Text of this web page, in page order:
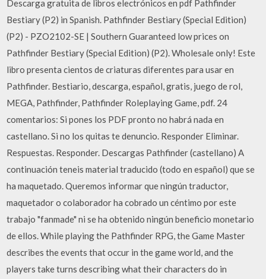
Descarga gratuita de libros electrónicos en pdf Pathfinder
Bestiary (P2) in Spanish. Pathfinder Bestiary (Special Edition)
(P2) - PZO2102-SE | Southern Guaranteed low prices on
Pathfinder Bestiary (Special Edition) (P2). Wholesale only! Este
libro presenta cientos de criaturas diferentes para usar en
Pathfinder. Bestiario, descarga, español, gratis, juego de rol,
MEGA, Pathfinder, Pathfinder Roleplaying Game, pdf. 24
comentarios: Si pones los PDF pronto no habrá nada en
castellano. Si no los quitas te denuncio. Responder Eliminar.
Respuestas. Responder. Descargas Pathfinder (castellano) A
continuación teneis material traducido (todo en español) que se
ha maquetado. Queremos informar que ningún traductor,
maquetador o colaborador ha cobrado un céntimo por este
trabajo "fanmade" ni se ha obtenido ningún beneficio monetario
de ellos. While playing the Pathfinder RPG, the Game Master
describes the events that occur in the game world, and the
players take turns describing what their characters do in